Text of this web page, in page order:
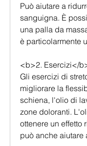
Può aiutare a
sanguigna. È
una palla da
è particolarmente
<b>2. Esercizi</
Gli esercizi di
migliorare la
schiena, l'olio di
zone doloranti.
ottenere un effetto
può anche aiutare